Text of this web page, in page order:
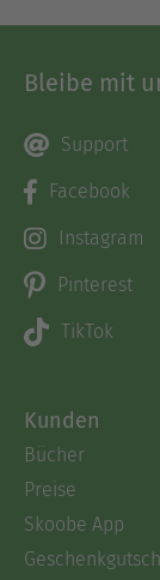
Bleibe mit
Support
Facebook
Instagram
Pinterest
TikTok
Kunden
Bücher
Preise
Skoobe App